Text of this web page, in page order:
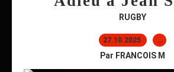
RUGBY
27.10.2025 …
Par FRANCOIS M